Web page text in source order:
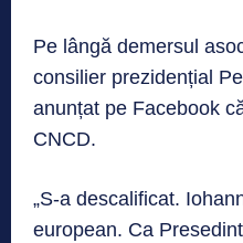
Pe lângă demersul
consilier prezidențial
anunțat pe Facebook
CNCD.
„S-a descalificat.
european. Ca